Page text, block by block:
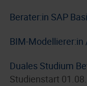
Berater:in SAP
BIM-
Duales Studium
Studienstart